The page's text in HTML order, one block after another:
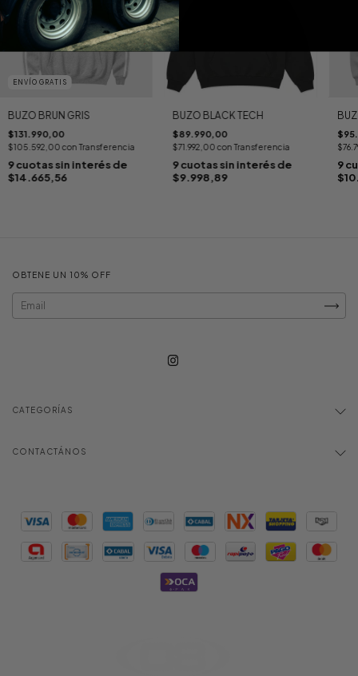
ENVÍO GRATIS
BUZO BRUN GRIS
$131.990,00
$105.592,00con Transferencia
9cuotas sin interés de
$14.665,56
BUZO BLACK TECH
$89.990,00
$71.992,00con Transferencia
9cuotas sin interés de
$9.998,89
9
OBTENE UN 10% OFF
CATEGORÍAS
CONTACTÁNOS